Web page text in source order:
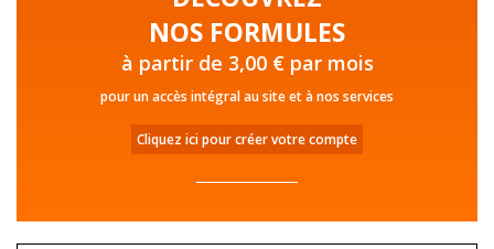
NOS FORMULES
à partir de 3,00 € par mois
pour un accès intégral au site et à nos services
Cliquez ici pour créer votre compte